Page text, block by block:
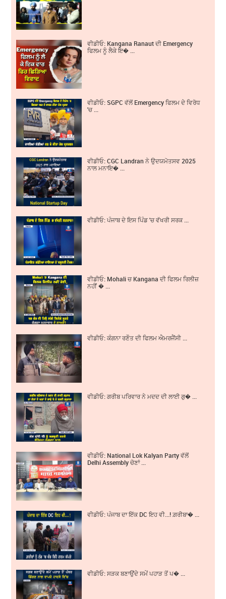
ਵੀਡੀਓ: Kangana Ranaut ਦੀ Emergency
ਫਿਲਮ ਨੂੰ ਲੈਕੇ ਇ� ...
ਵੀਡੀਓ: SGPC ਵੱਲੋਂ Emergency ਫਿਲਮ ਦੇ ਵਿਰੋਧ
'ਚ ...
ਵੀਡੀਓ: CGC Landran ਨੇ ਉਦਯਮੋਤਸਵ 2025
ਨਾਲ ਮਨਾਇ� ...
ਵੀਡੀਓ: ਪੰਜਾਬ ਦੇ ਇਸ ਪਿੰਡ 'ਚ ਵੱਖਰੀ ਸਰਕ ...
ਵੀਡੀਓ: Mohali ਚ Kangana ਦੀ ਫਿਲਮ ਰਿਲੀਜ਼
ਨਹੀਂ � ...
ਵੀਡੀਓ: ਕੰਗਨਾ ਰਣੌਤ ਦੀ ਫਿਲਮ ਐਮਰਜੈਂਸੀ ...
ਵੀਡੀਓ: ਗਰੀਬ ਪਰਿਵਾਰ ਨੇ ਮਦਦ ਦੀ ਲਾਈ ਗੁ� ...
ਵੀਡੀਓ: National Lok Kalyan Party ਵੱਲੋਂ
Delhi Assembly ਚੋਣਾਂ ...
ਵੀਡੀਓ: ਪੰਜਾਬ ਦਾ ਇੱਕ DC ਇਹ ਵੀ...! ਗ਼ਰੀਬਾ� ...
ਵੀਡੀਓ: ਸੜਕ ਬਣਾਉਂਦੇ ਸਮੇਂ ਪਹਾੜ ਤੋਂ ਪ� ...